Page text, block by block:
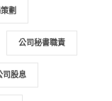
劃
公司秘書職責
司股息